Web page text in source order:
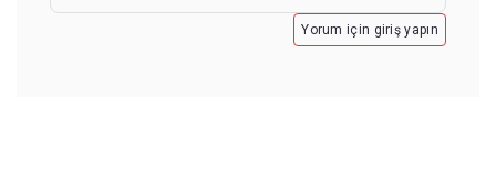
Yorum için giriş yapın